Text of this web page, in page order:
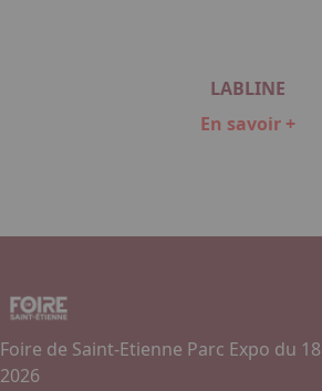
LABLINE
En savoir +
of
Foire de Saint-Etienne Parc Expo du
2026